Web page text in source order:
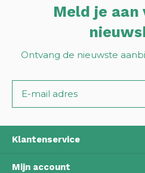
Meld je aan
Ontvang de nieuwste
Klantenservice
Mijn account